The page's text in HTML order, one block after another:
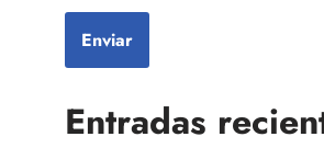
Entradas